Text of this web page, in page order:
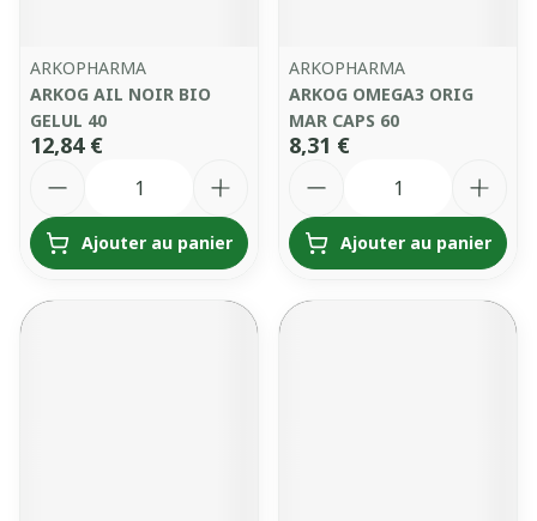
ARKOPHARMA
ARKOG AIL NOIR BIO
GELUL 40
12,84 €
Ajouter au panier
ARKOPHARMA
ARKOG OMEGA3 ORIG
MAR CAPS 60
8,31 €
Ajouter au panier